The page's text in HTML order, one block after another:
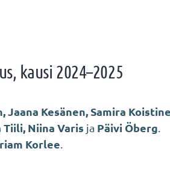
kausi 2024–2025
Jaana Kesänen, Samira
Tiili, Niina Varis ja Päivi Öberg
Korlee